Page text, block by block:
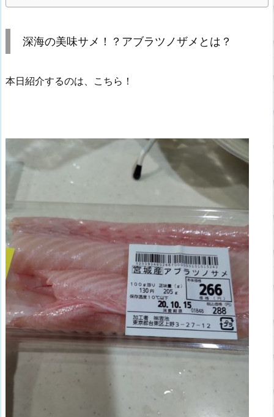
深海の美味サメ！？アブラツノザメとは？
本日紹介するのは、こちら！